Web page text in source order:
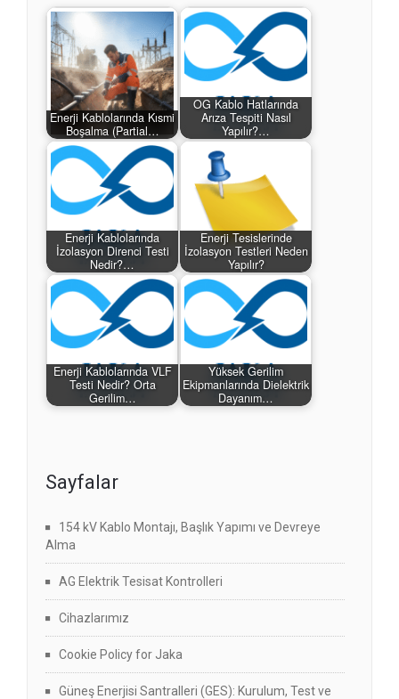
Enerji Kablolarında Kısmi
Boşalma (Partial…
OG Kablo Hatlarında
Arıza Tespiti Nasıl
Yapılır?…
Enerji Kablolarında
İzolasyon Direnci Testi
Nedir?…
Enerji Tesislerinde
İzolasyon Testleri Neden
Yapılır?
Enerji Kablolarında VLF
Testi Nedir? Orta
Gerilim…
Yüksek Gerilim
Ekipmanlarında Dielektrik
Dayanım…
Sayfalar
154 kV Kablo Montajı, Başlık Yapımı ve Devreye
Alma
AG Elektrik Tesisat Kontrolleri
Cihazlarımız
Cookie Policy for Jaka
Güneş Enerjisi Santralleri (GES): Kurulum, Test ve